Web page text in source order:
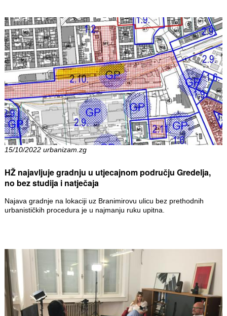
15/10/2022 urbanizam.zg
HŽ najavljuje gradnju u utjecajnom području Gredelja,
no bez studija i natječaja
Najava gradnje na lokaciji uz Branimirovu ulicu bez prethodnih
urbanističkih procedura je u najmanju ruku upitna.